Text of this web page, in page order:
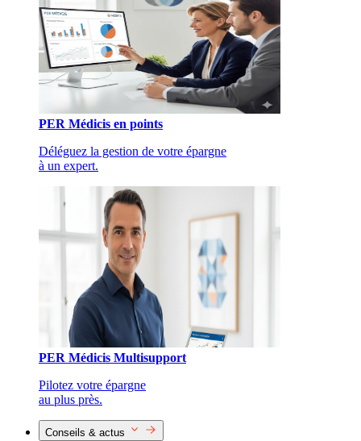
PER Médicis en points
Déléguez la gestion de votre épargne
à un expert.
PER Médicis Multisupport
Pilotez votre épargne
au plus près.
Conseils & actus